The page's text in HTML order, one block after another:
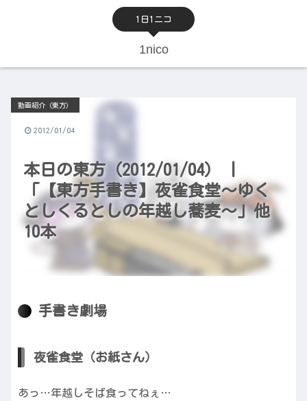
1日1ニコ
1nico
本日の東方（2012/01/04） |
「【東方手書き】夜雀食堂～ゆく
としくるとしの年越し蕎麦～」他
10本
動画紹介（東方）
2012/01/04
手書き劇場
夜雀食堂（お紙さん）
あっ…年越しそば食ってねぇ…